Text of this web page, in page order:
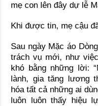
mẹ con lên đây dự lễ
Khi được tin, mẹ cậu
Sau ngày Mặc áo
trách vụ mới, như
khó bằng những lời:
lành, gia tăng lương
hóa tất cả những ai
luôn luôn thấy hiệu